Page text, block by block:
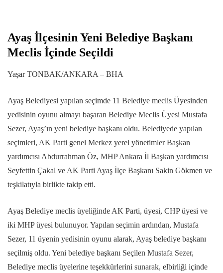
Ayaş İlçesinin Yeni Belediye Başkanı
Meclis İçinde Seçildi
Yaşar TONBAK/ANKARA – BHA
Ayaş Belediyesi yapılan seçimde 11 Belediye meclis Üyesinden
yedisinin oyunu almayı başaran Belediye Meclis Üyesi Mustafa
Sezer, Ayaş’ın yeni belediye başkanı oldu. Belediyede yapılan
seçimleri, AK Parti genel Merkez yerel yönetimler Başkan
yardımcısı Abdurrahman Öz, MHP Ankara İl Başkan yardımcısı
Seyfettin Çakal ve AK Parti Ayaş İlçe Başkanı Sakin Gökmen ve
teşkilatıyla birlikte takip etti.
Ayaş Belediye meclis üyeliğinde AK Parti, üyesi, CHP üyesi ve
iki MHP üyesi bulunuyor. Yapılan seçimin ardından, Mustafa
Sezer, 11 üyenin yedisinin oyunu alarak, Ayaş belediye başkanı
seçilmiş oldu. Yeni belediye başkanı Seçilen Mustafa Sezer,
Belediye meclis üyelerine teşekkürlerini sunarak, elbirliği içinde